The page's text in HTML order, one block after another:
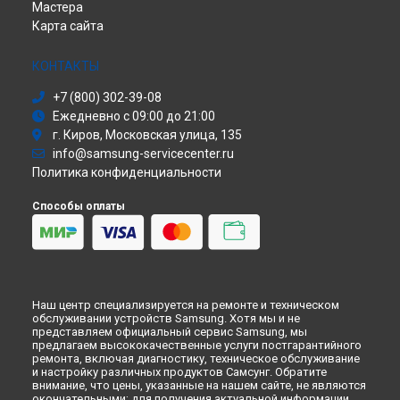
Ремонт принтера SCX-5530FN Samsung в
Ремонт принтера SCX-5530FN Samsung в
Сабвуфер
Холодильник
Моноблок
Атс
Смарт-часы
Варочная панель
Посудомоечная машина
Морозильная камера
Кондиционер
Духовой шкаф
Вытяжка
Мастера
Карта сайта
КОНТАКТЫ
+7 (800) 302-39-08
Ежедневно с 09:00 до 21:00
г. Киров, Московская улица, 135
info@samsung-servicecenter.ru
Политика конфиденциальности
Способы оплаты
Наш центр специализируется на ремонте и техническом
обслуживании устройств Samsung. Хотя мы и не
представляем официальный сервис Samsung, мы
предлагаем высококачественные услуги постгарантийного
ремонта, включая диагностику, техническое обслуживание
и настройку различных продуктов Самсунг. Обратите
внимание, что цены, указанные на нашем сайте, не являются